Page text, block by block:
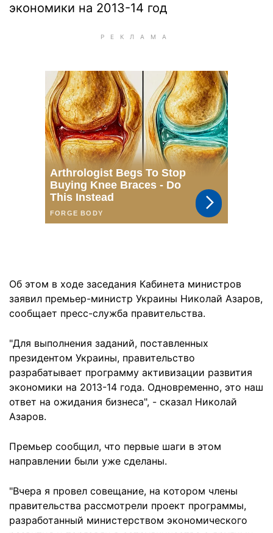
экономики на 2013-14 год
Об этом в ходе заседания Кабинета министров
заявил премьер-министр Украины Николай Азаров,
сообщает пресс-служба правительства.
"Для выполнения заданий, поставленных
президентом Украины, правительство
разрабатывает программу активизации развития
экономики на 2013-14 года. Одновременно, это наш
ответ на ожидания бизнеса", - сказал Николай
Азаров.
Премьер сообщил, что первые шаги в этом
направлении были уже сделаны.
"Вчера я провел совещание, на котором члены
правительства рассмотрели проект программы,
разработанный министерством экономического